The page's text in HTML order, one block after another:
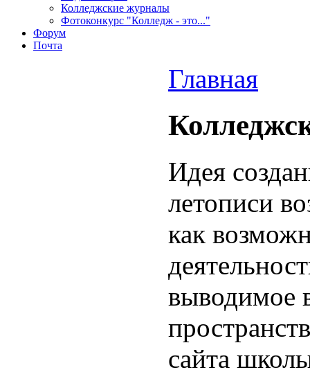
Колледжские журналы
Фотоконкурс "Колледж - это..."
Форум
Почта
Главная
Идея
летописи
как
выводимое
сайта